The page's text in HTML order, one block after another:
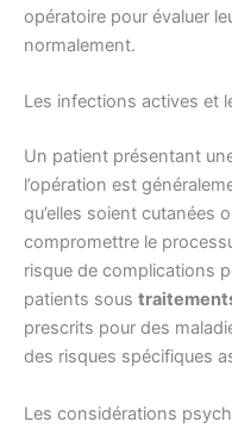
opératoire pour évaluer
normalement.
Les infections actives et
Un patient présentant
l’opération est
qu’elles soient cutanées
compromettre le
risque de complications
patients sous
prescrits pour des
des risques spécifiques
Les considérations